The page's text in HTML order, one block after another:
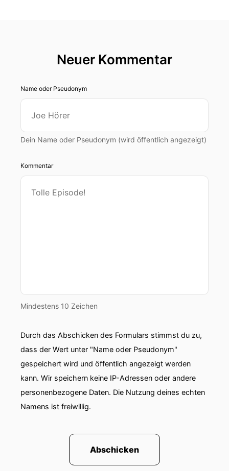
Neuer Kommentar
Name oder Pseudonym
Dein Name oder Pseudonym (wird öffentlich angezeigt)
Kommentar
Mindestens 10 Zeichen
Durch das Abschicken des Formulars stimmst du zu,
dass der Wert unter "Name oder Pseudonym"
gespeichert wird und öffentlich angezeigt werden
kann. Wir speichern keine IP-Adressen oder andere
personenbezogene Daten. Die Nutzung deines echten
Namens ist freiwillig.
Abschicken